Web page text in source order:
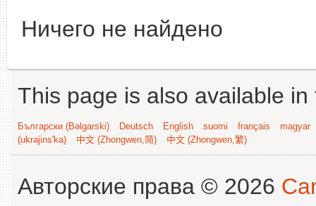
Ничего не найдено
This page is also available
Български (Bəlgarski) Deutsch English suomi français
magyar
(ukrajins'ka)
中文 (Zhongwen,简) 中文 (Zhongwen,繁)
Авторские права © 2026